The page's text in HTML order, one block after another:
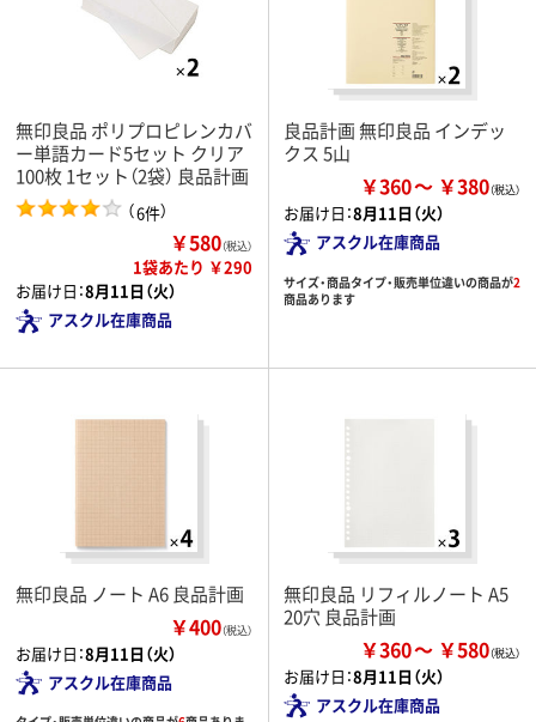
無印良品 ポリプロピレンカバ
ー単語カード5セット クリア
100枚 1セット（2袋） 良品計画
（6件）
￥580（税込）
1袋あたり ￥290
お届け日：8月11日（火）
アスクル在庫商品
良品計画 無印良品 インデッ
クス 5山
￥360 ￥380
お届け日：8月11日（火）
アスクル在庫商品
サイズ・商品タイプ・販売単位違いの商品が2
商品あります
無印良品 ノート A6 良品計画
￥400（税込）
お届け日：8月11日（火）
アスクル在庫商品
無印良品 リフィルノート A5
20穴 良品計画
￥360 ￥580
お届け日：8月11日（火）
アスクル在庫商品